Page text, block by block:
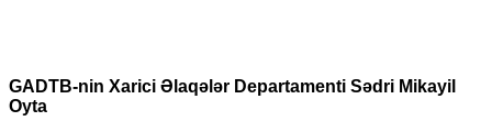
GADTB-nin Xarici Əlaqələr Departamenti Sədri Mikayil
Oyta